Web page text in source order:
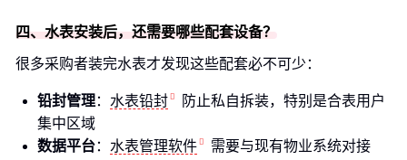
四、水表安装后，还需要哪些配套设备？
很多采购者装完水表才发现这些配套必不可少：
铅封管理： 水表铅封
防止私自拆装，特别是合表用户
集中区域
数据平台： 水表管理软件
需要与现有物业系统对接